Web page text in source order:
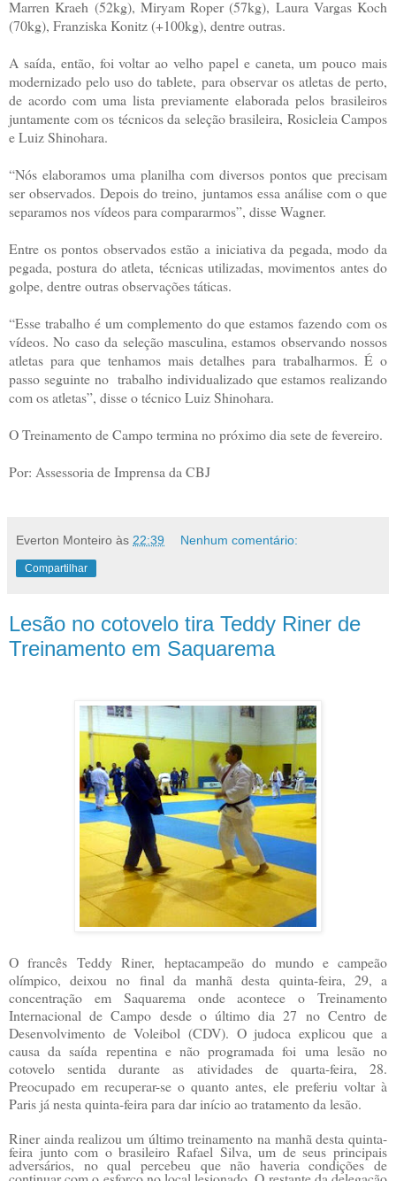
Marren Kraeh (52kg), Miryam Roper (57kg), Laura Vargas Koch
(70kg), Franziska Konitz (+100kg), dentre outras.
A saída, então, foi voltar ao velho papel e caneta, um pouco mais
modernizado pelo uso do tablete, para observar os atletas de perto,
de acordo com uma lista previamente elaborada pelos brasileiros
juntamente com os técnicos da seleção brasileira, Rosicleia Campos
e Luiz Shinohara.
“Nós elaboramos uma planilha com diversos pontos que precisam
ser observados. Depois do treino, juntamos essa análise com o que
separamos nos vídeos para compararmos”, disse Wagner.
Entre os pontos observados estão a iniciativa da pegada, modo da
pegada, postura do atleta, técnicas utilizadas, movimentos antes do
golpe, dentre outras observações táticas.
“Esse trabalho é um complemento do que estamos fazendo com os
vídeos. No caso da seleção masculina, estamos observando nossos
atletas para que tenhamos mais detalhes para trabalharmos. É o
passo seguinte no trabalho individualizado que estamos realizando
com os atletas”, disse o técnico Luiz Shinohara.
O Treinamento de Campo termina no próximo dia sete de fevereiro.
Por: Assessoria de Imprensa da CBJ
Everton Monteiro às 22:39 Nenhum comentário:
Compartilhar
Lesão no cotovelo tira Teddy Riner de
Treinamento em Saquarema
O francês Teddy Riner, heptacampeão do mundo e campeão
olímpico, deixou no final da manhã desta quinta-feira, 29, a
concentração em Saquarema onde acontece o Treinamento
Internacional de Campo desde o último dia 27 no Centro de
Desenvolvimento de Voleibol (CDV). O judoca explicou que a
causa da saída repentina e não programada foi uma lesão no
cotovelo sentida durante as atividades de quarta-feira, 28.
Preocupado em recuperar-se o quanto antes, ele preferiu voltar à
Paris já nesta quinta-feira para dar início ao tratamento da lesão.
Riner ainda realizou um último treinamento na manhã desta quinta-
feira junto com o brasileiro Rafael Silva, um de seus principais
adversários, no qual percebeu que não haveria condições de